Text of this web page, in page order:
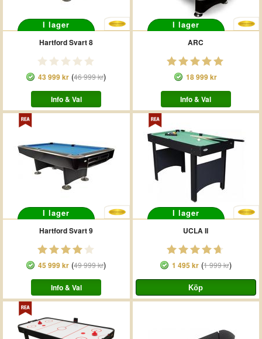
I lager
Hartford Svart 8
43 999 kr (46 999 kr)
Info & Val
I lager
ARC
18 999 kr
Info & Val
I lager
Hartford Svart 9
45 999 kr (49 999 kr)
Info & Val
I lager
UCLA II
1 495 kr(1 999 kr)